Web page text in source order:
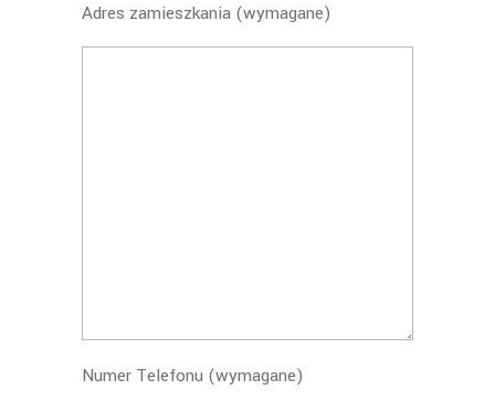
Adres zamieszkania (wymagane)
Numer Telefonu (wymagane)